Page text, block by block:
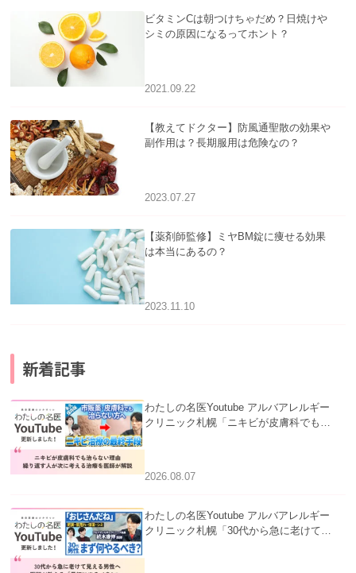
ビタミンCは朝つけちゃだめ？日焼けや
シミの原因になるってホント？
2021.09.22
【教えてドクター】防風通聖散の効果や
副作用は？長期服用は危険なの？
2023.07.27
【薬剤師監修】ミヤBM錠に痩せる効果
は本当にあるの？
2023.11.10
新着記事
わたしの名医Youtube アルバアレルギー
クリニック札幌「ニキビが皮膚科でも治
療を医師が解説」を公開いたしました。
2026.08.07
わたしの名医Youtube アルバアレルギー
クリニック札幌「30代から急に老けて見
べき3つ」」を公開いたしました。